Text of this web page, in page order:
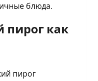
блюда.
пирог как
пирог